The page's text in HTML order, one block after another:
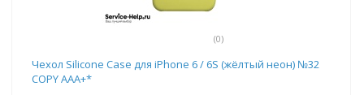
(0)
Чехол Silicone Case для iPhone 6 / 6S (жёлтый неон) №32
COPY AAA+*